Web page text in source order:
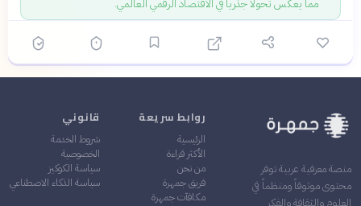
مما يعكس تحولاً جذرياً في الاقتصاد الرقمي العالمي.
منصة معرفية عربية توفر
محتوى موثوقاً ومنظماً في
العلوم والثقافة والفكر
روابط سريعة
الرئيسية
الأكثر قراءة
من نحن
فريق جمهرة
مكافآت جمهرة
قانوني
شروط الخدمة
الخصوصية
سياسة الكوكيز
سياسة الذكاء الاصطناعي